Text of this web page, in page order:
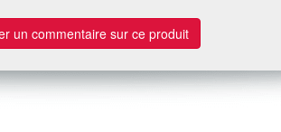
un commentaire sur ce produit